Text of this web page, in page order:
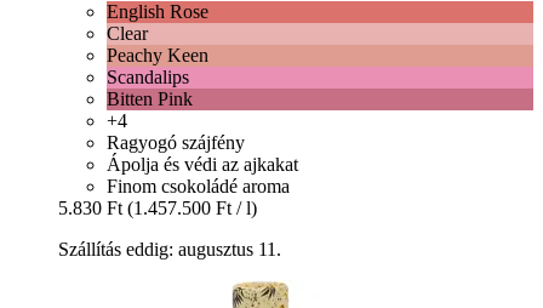
English Rose
Clear
Peachy Keen
Scandalips
Bitten Pink
+4
Ragyogó szájfény
Ápolja és védi az ajkakat
Finom csokoládé aroma
5.830 Ft (1.457.500 Ft / l)
Szállítás eddig: augusztus 11.